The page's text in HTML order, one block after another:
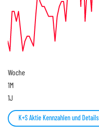
Woche
1M
1J
K+S Aktie Kennzahlen und Details